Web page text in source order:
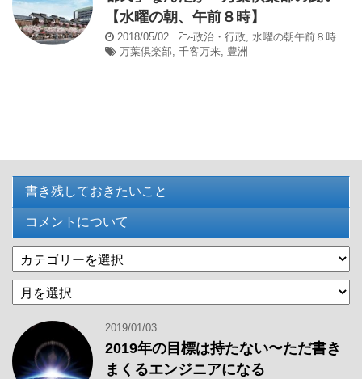
【水曜の朝、午前８時】
2018/05/02 -政治・行政, 水曜の朝午前８時
万葉倶楽部, 千客万来, 豊洲
書き残しておきたいこと
コメントについて
テ
ゴ
リ
過
去
記
事
2019/01/03
2019年の目標は持たない〜ただ書き
まくるエンジニアになる